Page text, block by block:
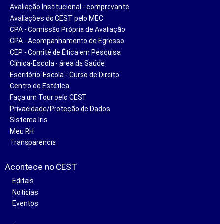
Avaliação Institucional - comprovante
Avaliações do CEST pelo MEC
CPA - Comissão Própria de Avaliação
CPA - Acompanhamento de Egresso
CEP - Comitê de Ética em Pesquisa
Clínica-Escola - área da Saúde
Escritório-Escola - Curso de Direito
Centro de Estética
Faça um Tour pelo CEST
Privacidade/Proteção de Dados
Sistema Iris
Meu RH
Transparência
Acontece no CEST
Editais
Notícias
Eventos